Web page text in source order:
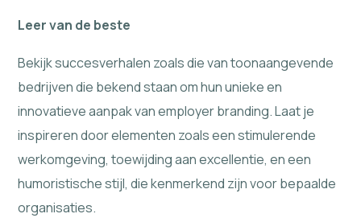
Leer van de beste
Bekijk succesverhalen zoals die van toonaangevende
bedrijven die bekend staan om hun unieke en
innovatieve aanpak van employer branding. Laat je
inspireren door elementen zoals een stimulerende
werkomgeving, toewijding aan excellentie, en een
humoristische stijl, die kenmerkend zijn voor bepaalde
organisaties.